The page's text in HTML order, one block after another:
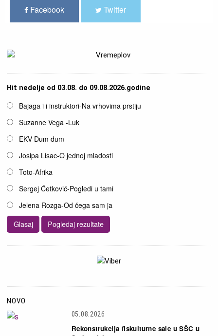
Facebook Twitter
Hit nedelje od 03.08. do 09.08.2026.godine
OpcijeBajaga i i instruktori-Na vrhovima prstiju
Suzanne Vega -Luk
EKV-Dum dum
Josipa Lisac-O jednoj mladosti
Toto-Afrika
Sergej Ćetković-Pogledi u tami
Jelena Rozga-Od čega sam ja
NOVO
05.08.2026
Rekonstrukcija fiskulturne sale u SŠC u